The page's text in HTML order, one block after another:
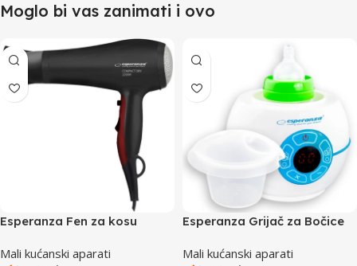
Moglo bi vas zanimati i ovo
Esperanza Fen za kosu
Mali kućanski aparati
Esperanza Grijač za Bočice
Mali kućanski aparati